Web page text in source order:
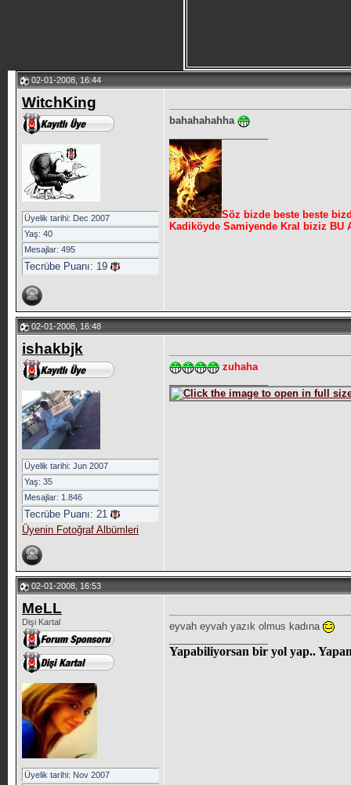
02-01-2008, 16:44
WitchKing
Üyelik tarihi: Dec 2007
Yaş: 40
Mesajlar: 495
Tecrübe Puanı: 19
bahahahahha
Söz bizde beste beste
Kadiköyde Samiyende Kral biziz BU
02-01-2008, 16:48
ishakbjk
Üyelik tarihi: Jun 2007
Yaş: 35
Mesajlar: 1.846
Tecrübe Puanı: 21
Üyenin Fotoğraf Albümleri
zuhaha
02-01-2008, 16:53
MeLL
Dişi Kartal
Üyelik tarihi: Nov 2007
eyvah eyvah yazık olmus kadına
Yapabiliyorsan bir yol yap..